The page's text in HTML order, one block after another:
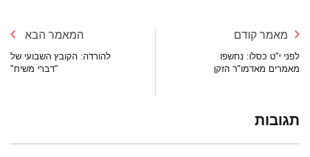
מאמר קודם
לפני י"ט כסלו: נחשפו
מאמרים מאדמו"ר הזקן
המאמר הבא
להורדה: הקובץ השבועי של
"דברי משיח"
תגובות